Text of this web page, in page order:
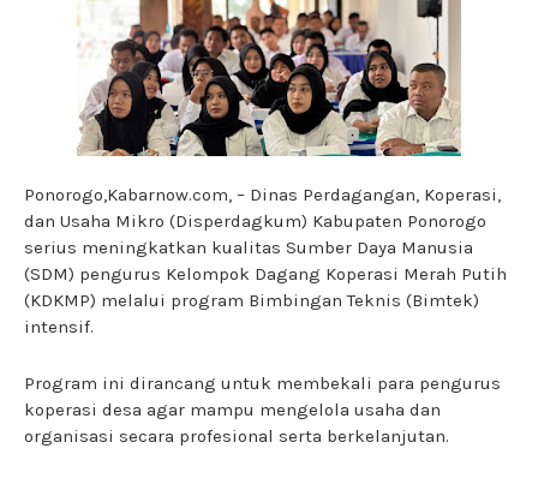
Ponorogo,Kabarnow.com, – Dinas Perdagangan, Koperasi,
dan Usaha Mikro (Disperdagkum) Kabupaten Ponorogo
serius meningkatkan kualitas Sumber Daya Manusia
(SDM) pengurus Kelompok Dagang Koperasi Merah Putih
(KDKMP) melalui program Bimbingan Teknis (Bimtek)
intensif.
Program ini dirancang untuk membekali para pengurus
koperasi desa agar mampu mengelola usaha dan
organisasi secara profesional serta berkelanjutan.